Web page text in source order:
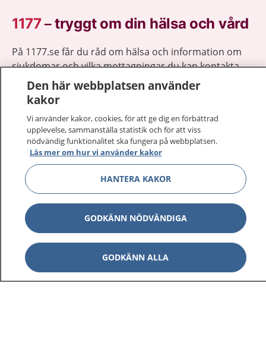
1177–tryggt om din hälsa och vård
På 1177.se får du råd om hälsa och information om
sjukdomar och vilka mottagningar du kan kontakta.
Logga in för att läsa din journal och göra dina
vårdärenden. Ring telefonnummer 1177 för
1177 ger dig råd när du vill må bättre.
1177 på flera språk
Om 1177 Show
Kontakt Show
Den här webbplatsen använder
kakor
Vi använder kakor, cookies, för att ge dig en förbättrad
upplevelse, sammanställa statistik och för att viss
nödvändig funktionalitet ska fungera på webbplatsen.
Läs mer om hur vi använder kakor
HANTERA KAKOR
GODKÄNN NÖDVÄNDIGA
GODKÄNN ALLA